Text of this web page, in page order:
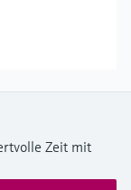
Zeit mit